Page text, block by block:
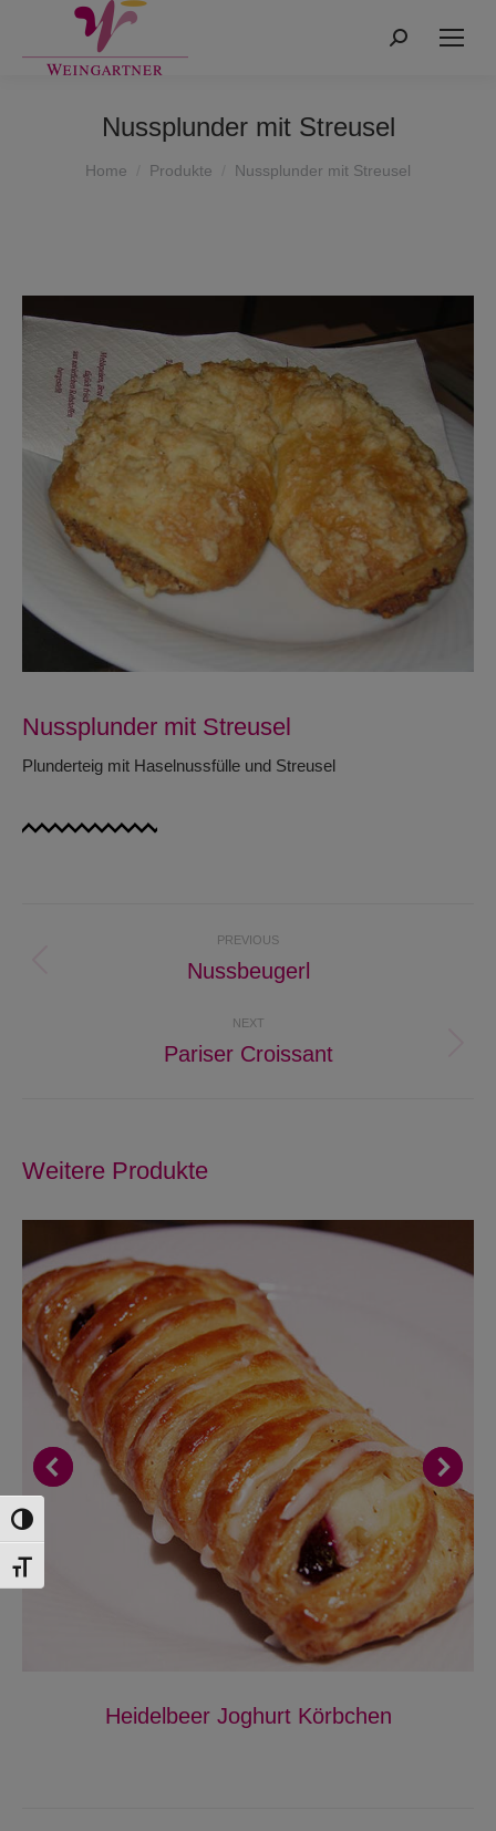
Toggle High Contrast
Toggle Font size
Search:
Nussplunder mit Streusel
Home Produkte Nussplunder mit Streusel
Nussplunder mit Streusel
Plunderteig mit Haselnussfülle und Streusel
PREVIOUS
Previous
Nussbeugerl
NEXT
Next
Pariser Croissant
Weitere Produkte
Heidelbeer Joghurt Körbchen